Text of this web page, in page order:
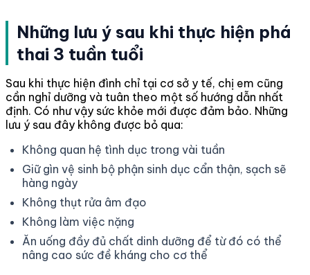
Những lưu ý sau khi thực hiện phá
thai 3 tuần tuổi
Sau khi thực hiện đình chỉ tại cơ sở y tế, chị em cũng
cần nghỉ dưỡng và tuân theo một số hướng dẫn nhất
định. Có như vậy sức khỏe mới được đảm bảo. Những
lưu ý sau đây không được bỏ qua:
Không quan hệ tình dục trong vài tuần
Giữ gìn vệ sinh bộ phận sinh dục cẩn thận, sạch sẽ
hàng ngày
Không thụt rửa âm đạo
Không làm việc nặng
Ăn uống đầy đủ chất dinh dưỡng để từ đó có thể
nâng cao sức đề kháng cho cơ thể